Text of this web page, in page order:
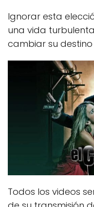
Ignorar esta
una vida
cambiar su
Todos los videos